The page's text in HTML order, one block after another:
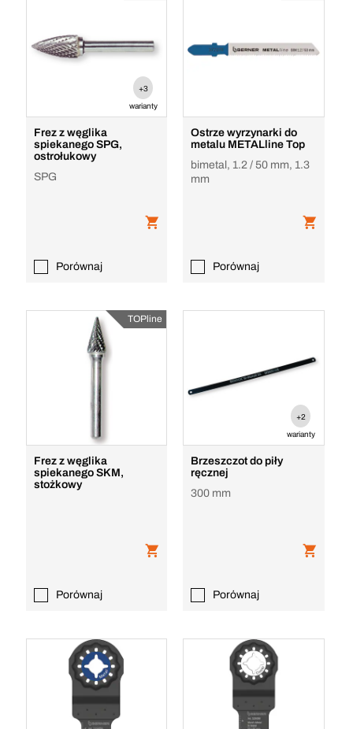
+3
warianty
Frez z węglika
spiekanego SPG,
ostrołukowy
SPG
Porównaj
Ostrze wyrzynarki do
metalu METALline Top
bimetal, 1.2 / 50 mm, 1.3
mm
Porównaj
TOPline
Frez z węglika
spiekanego SKM,
stożkowy
Porównaj
+2
warianty
Brzeszczot do piły
ręcznej
300 mm
Porównaj